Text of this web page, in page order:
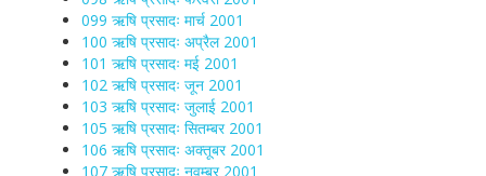
099 ऋषि प्रसादः मार्च 2001
100 ऋषि प्रसादः अप्रैल 2001
101 ऋषि प्रसादः मई 2001
102 ऋषि प्रसादः जून 2001
103 ऋषि प्रसादः जुलाई 2001
105 ऋषि प्रसादः सितम्बर 2001
106 ऋषि प्रसादः अक्तूबर 2001
107 ऋषि प्रसादः नवम्बर 2001